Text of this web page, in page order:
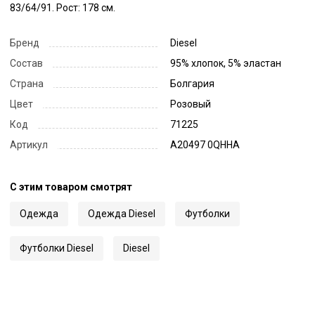
83/64/91. Рост: 178 см.
Бренд
Diesel
Состав
95% хлопок, 5% эластан
Страна
Болгария
Цвет
Розовый
Код
71225
Артикул
A20497 0QHHA
С этим товаром смотрят
Одежда Одежда Diesel Футболки
Футболки Diesel Diesel